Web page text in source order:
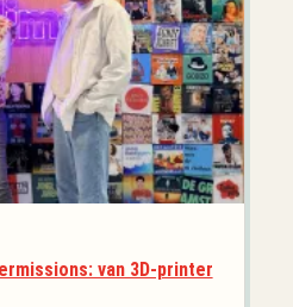
van 3D-printer